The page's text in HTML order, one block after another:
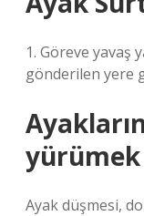
1. Göreve yavaş
gönderilen yere
Ayak düşmesi,